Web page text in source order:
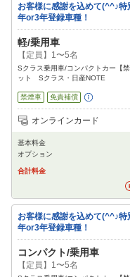
ミングでゴーヤレンタカー
い。スタッフスムーズな送迎
多い場合は代表者様だけの往
ざいます。 ご理解とご協力
お客様に感謝を込めて(^^♪
年or3年登録車種！
軽/乗用車
【定員】1〜5名
Sクラス乗用車/コンパクトカー【
ット Sクラス・日産NOTE
禁煙車 免責補償
追加可能オプション
（次画面で選
オンラインカード
基本料金
オプション
合計料金
お客様に感謝を込めて(^^♪
年or3年登録車種！
コンパクト/乗用車
【定員】1〜5名